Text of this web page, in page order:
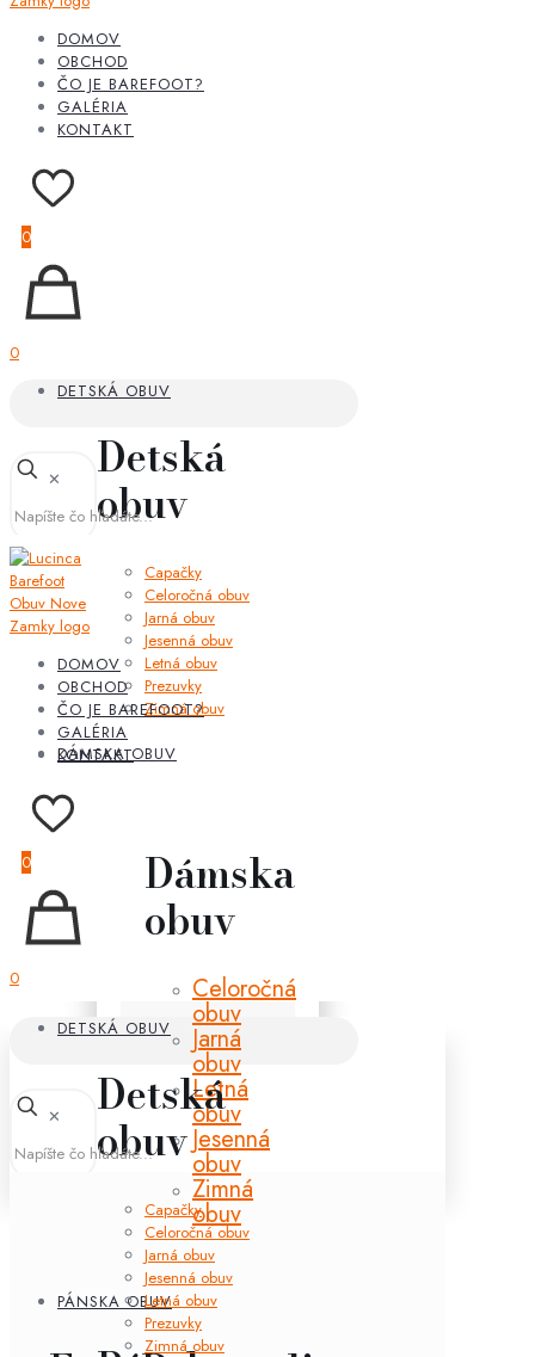
DOMOV
OBCHOD
ČO JE BAREFOOT?
GALÉRIA
KONTAKT
0
0
DETSKÁ OBUV
Detská
obuv
Capačky
Celoročná obuv
Jarná obuv
Jesenná obuv
Letná obuv
Prezuvky
Zimná obuv
DÁMSKA OBUV
Dámska
obuv
Celoročná
obuv
Jarná
obuv
Letná
obuv
Jesenná
obuv
Zimná
obuv
PÁNSKA OBUV
✕
DOMOV
OBCHOD
ČO JE BAREFOOT?
GALÉRIA
KONTAKT
0
0
DETSKÁ OBUV
Detská
obuv
Capačky
Celoročná obuv
Jarná obuv
Jesenná obuv
Letná obuv
Prezuvky
Zimná obuv
✕